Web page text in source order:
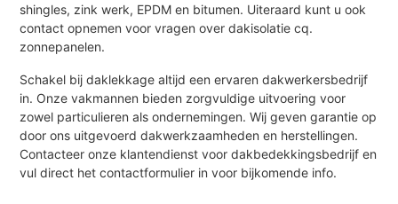
shingles, zink werk, EPDM en bitumen. Uiteraard kunt u ook
contact opnemen voor vragen over dakisolatie cq.
zonnepanelen.
Schakel bij daklekkage altijd een ervaren dakwerkersbedrijf
in. Onze vakmannen bieden zorgvuldige uitvoering voor
zowel particulieren als ondernemingen. Wij geven garantie op
door ons uitgevoerd dakwerkzaamheden en herstellingen.
Contacteer onze klantendienst voor dakbedekkingsbedrijf en
vul direct het contactformulier in voor bijkomende info.